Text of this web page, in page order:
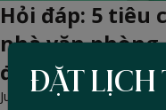
Hỏi đáp: 5 tiêu
nhà văn
đầy
Jun 16, 2026 - DucTin
ĐẶT LỊCH